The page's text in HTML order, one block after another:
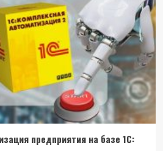
предприятия на базе 1С: